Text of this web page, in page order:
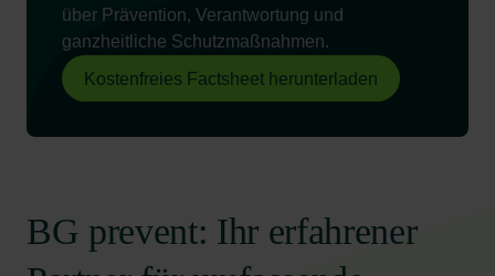
über Prävention, Verantwortung und
ganzheitliche Schutzmaßnahmen.
Kostenfreies Factsheet herunterladen
BG prevent: Ihr erfahrener